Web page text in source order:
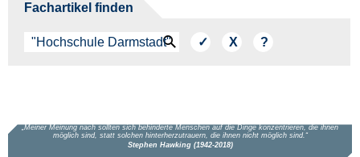
Fachartikel finden